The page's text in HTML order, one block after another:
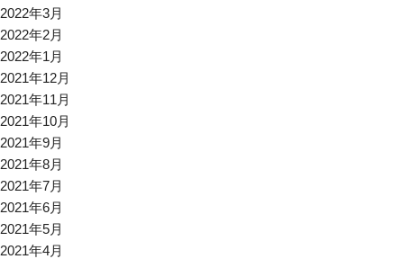
2022年3月
2022年2月
2022年1月
2021年12月
2021年11月
2021年10月
2021年9月
2021年8月
2021年7月
2021年6月
2021年5月
2021年4月